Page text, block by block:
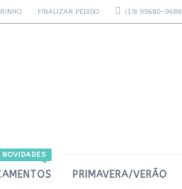
FINALIZAR PEDIDO (19) 99680-9688
NOVIDADES
PRIMAVERA/VERÃO